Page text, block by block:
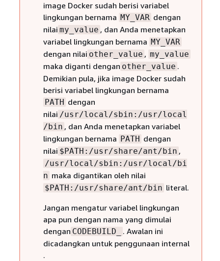
image Docker sudah berisi variabel
lingkungan bernama MY_VAR dengan
nilai my_value , dan Anda menetapkan
variabel lingkungan bernama MY_VAR
dengan nilai other_value , my_value
maka diganti dengan other_value .
Demikian pula, jika image Docker sudah
berisi variabel lingkungan bernama
PATH dengan
nilai /usr/local/sbin:/usr/local
/bin , dan Anda menetapkan variabel
lingkungan bernama PATH dengan
nilai $PATH:/usr/share/ant/bin ,
/usr/local/sbin:/usr/local/bi
n maka digantikan oleh nilai
$PATH:/usr/share/ant/bin literal.
Jangan mengatur variabel lingkungan
apa pun dengan nama yang dimulai
dengan CODEBUILD_
. Awalan ini
dicadangkan untuk penggunaan internal
.